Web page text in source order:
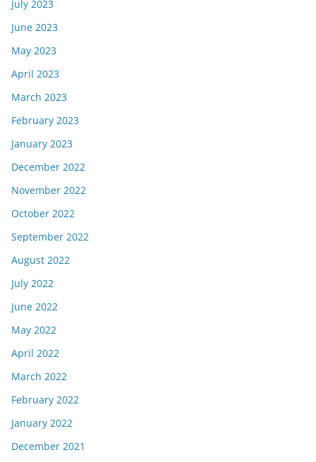
July 2023
June 2023
May 2023
April 2023
March 2023
February 2023
January 2023
December 2022
November 2022
October 2022
September 2022
August 2022
July 2022
June 2022
May 2022
April 2022
March 2022
February 2022
January 2022
December 2021